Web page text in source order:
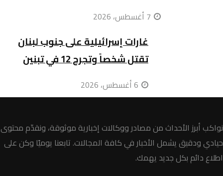
غارات إسرائيلية على جنوب لبنان
تقتل شخصاً وتجرح 12 في تبنين
نواكب أبرز الأحداث من مصادر ووكالات إخبارية موثوقة، ونقدّم محتوى
حيادي ودقيق يشمل الأخبار في كافة المجالات. تابعنا يوميًا وكن على
اطلاع دائم بكل جديد يهمك.